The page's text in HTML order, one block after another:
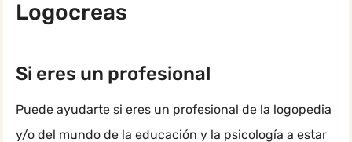
Logocreas
Si eres un profesional
Puede ayudarte si eres un profesional de la logopedia
y/o del mundo de la educación y la psicología a estar